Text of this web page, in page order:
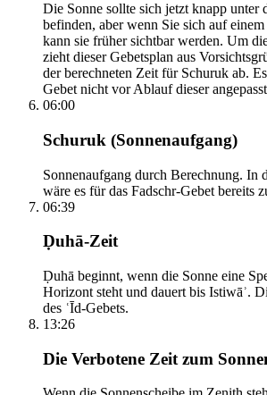
Die Sonne sollte sich jetzt knapp unter
befinden, aber wenn Sie sich auf
kann sie früher sichtbar werden. Um
zieht dieser Gebetsplan aus
der berechneten Zeit für Schuruk ab.
Gebet nicht vor Ablauf dieser
06:00
Schuruk (Sonnenaufgang)
Sonnenaufgang durch Berechnung. In
wäre es für das Fadschr-Gebet bereits
06:39
Ḍuhā-Zeit
Ḍuhā beginnt, wenn die Sonne eine
Horizont steht und dauert bis Istiwāʾ.
des ʿĪd-Gebets.
13:26
Die Verbotene Zeit zum